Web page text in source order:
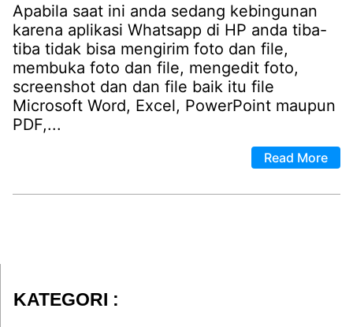
Apabila saat ini anda sedang kebingunan
karena aplikasi Whatsapp di HP anda tiba-
tiba tidak bisa mengirim foto dan file,
membuka foto dan file, mengedit foto,
screenshot dan dan file baik itu file
Microsoft Word, Excel, PowerPoint maupun
PDF,...
Read More
KATEGORI :